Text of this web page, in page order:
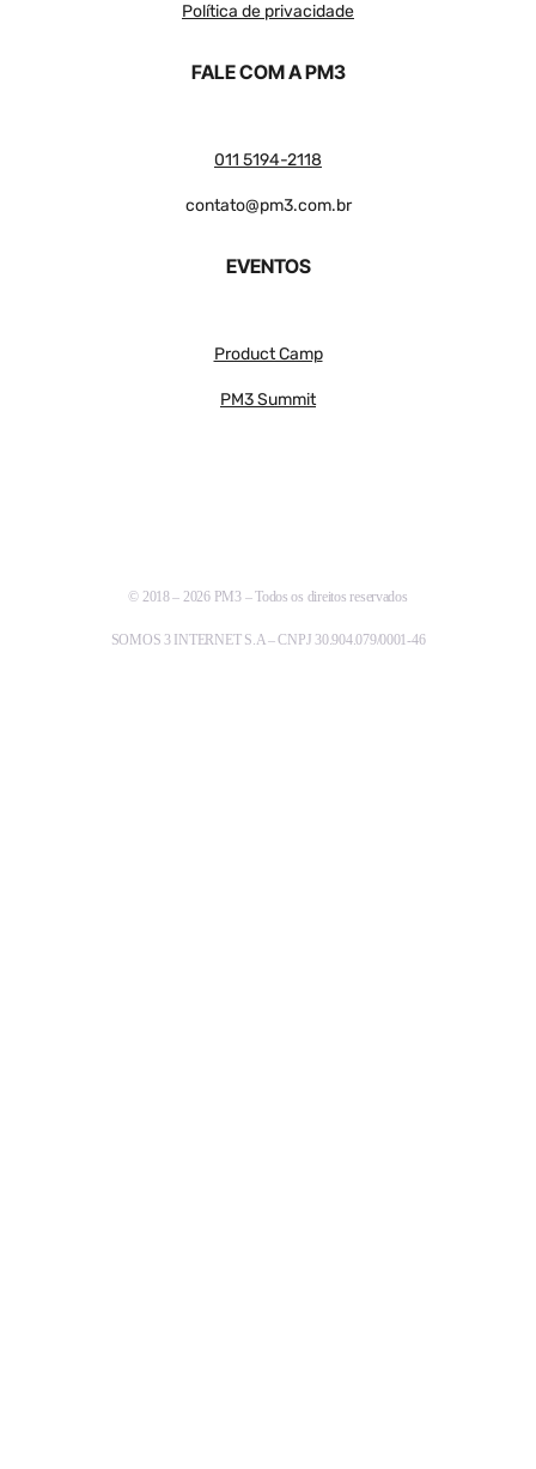
Política de privacidade
FALE COM A PM3
011 5194-2118
contato@pm3.com.br
EVENTOS
Product Camp
PM3 Summit
© 2018 – 2026 PM3 – Todos os direitos reservados
SOMOS 3 INTERNET S.A – CNPJ 30.904.079/0001-46